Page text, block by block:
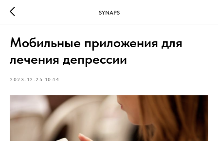
SYNAPS
Мобильные приложения для
лечения депрессии
2023-12-25 10:14